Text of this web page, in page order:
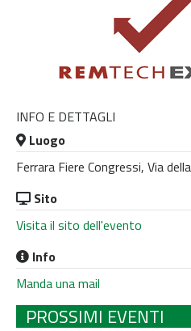
INFO E DETTAGLI
Luogo
Ferrara Fiere Congressi, Via
Sito
Visita il sito dell'evento
Info
Manda una mail
PROSSIMI EVENTI